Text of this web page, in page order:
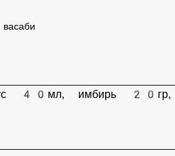
40мл, имбирь 20гр,